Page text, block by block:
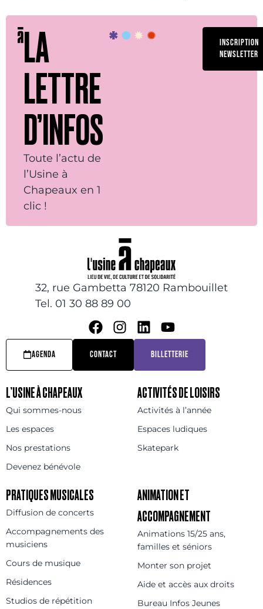
LA
LETTRE
D’INFOS
Toute l’actu de
l’Usine à
Chapeaux en 1
clic !
INSCRIPTION
NEWSLETTER
32, rue Gambetta 78120 Rambouillet
Tel. 01 30 88 89 00
AGENDA CONTACT BILLETTERIE
L’USINE À CHAPEAUX
Qui sommes-nous
Les espaces
Nos prestations
Devenez bénévole
ACTIVITÉS DE LOISIRS
Activités à l’année
Espaces ludiques
Skatepark
PRATIQUES MUSICALES
Diffusion de concerts
Accompagnements des
musiciens
Cours de musique
Résidences
Studios de répétition
ANIMATION ET
ACCOMPAGNEMENT
Animations 15/25 ans,
familles et séniors
Monter son projet
Aide et accès aux droits
Bureau Infos Jeunes